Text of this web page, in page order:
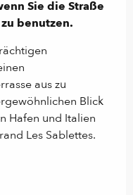
Sie die Straße
benutzen.
aus zu
Blick
Hafen und Italien
Les Sablettes.